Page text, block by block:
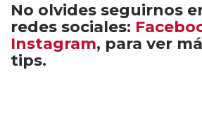
No olvides seguirnos
redes sociales:
Instagram, para ver
tips.